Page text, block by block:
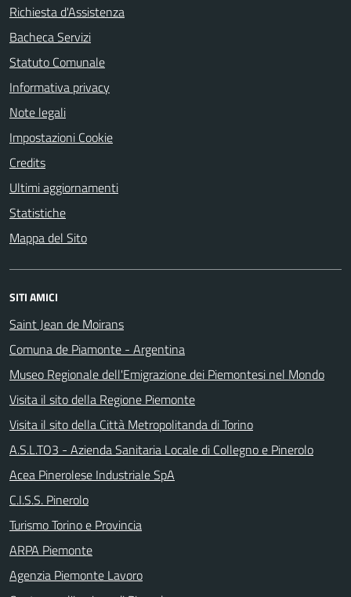
Richiesta d'Assistenza
Bacheca Servizi
Statuto Comunale
Informativa privacy
Note legali
Impostazioni Cookie
Credits
Ultimi aggiornamenti
Statistiche
Mappa del Sito
SITI AMICI
Saint Jean de Moirans
Comuna de Piamonte - Argentina
Museo Regionale dell'Emigrazione dei Piemontesi nel Mondo
Visita il sito della Regione Piemonte
Visita il sito della Città Metropolitanda di Torino
A.S.L.TO3 - Azienda Sanitaria Locale di Collegno e Pinerolo
Acea Pinerolese Industriale SpA
C.I.S.S. Pinerolo
Turismo Torino e Provincia
ARPA Piemonte
Agenzia Piemonte Lavoro